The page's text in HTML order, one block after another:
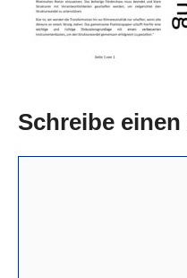
Schreibe